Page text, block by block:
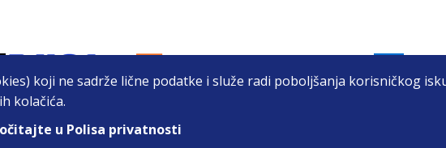
koji ne sadrže lične podatke i služe radi poboljšanja korisničkog
kolačića.
u Polisa privatnosti